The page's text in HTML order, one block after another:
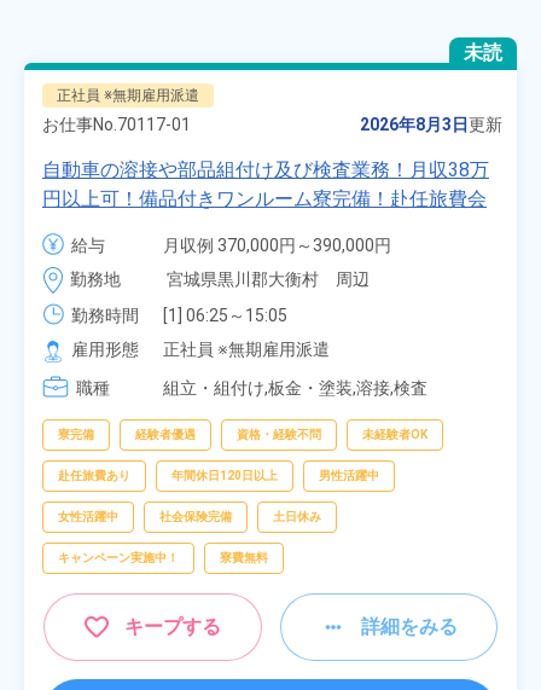
未読
正社員 ※無期雇用派遣
お仕事No. 70117-01 2026年8月3日更新
自動車の溶接や部品組付け及び検査業務！月収38万
円以上可！備品付きワンルーム寮完備！赴任旅費会
社負担★人気の土日休み！昇給＆業績賞与あり！
車・バイク通勤可！無料駐車場あり！カップルでの
応募OK★《宮城県大衡村》
給与
月収例 370,000円～390,000円
時給 1,700円～1,700円
勤務地
宮城県黒川郡大衡村　周辺
勤務時間
[1] 06:25～15:05
[2] 16:00～00:40
[3] 16:30～01:10
[4] 08:00～16:40
雇用形態
正社員 ※無期雇用派遣
職種
組立・組付け,板金・塗装,溶接,検査
寮完備 経験者優遇 資格・経験不問 未経験者OK
赴任旅費あり 年間休日120日以上 男性活躍中
女性活躍中 社会保険完備 土日休み
キャンペーン実施中！ 寮費無料
キープする 詳細をみる